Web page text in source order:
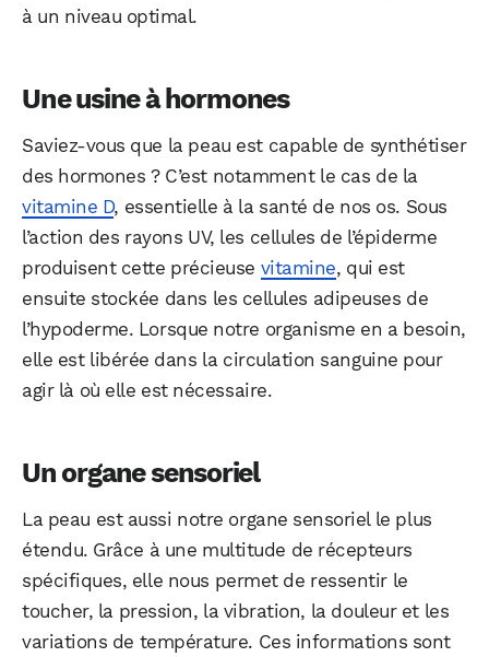
à un niveau optimal.
Une usine à hormones
Saviez-vous que la peau est capable de synthétiser
des hormones ? C’est notamment le cas de la
vitamine D, essentielle à la santé de nos os. Sous
l’action des rayons UV, les cellules de l’épiderme
produisent cette précieuse vitamine, qui est
ensuite stockée dans les cellules adipeuses de
l’hypoderme. Lorsque notre organisme en a besoin,
elle est libérée dans la circulation sanguine pour
agir là où elle est nécessaire.
Un organe sensoriel
La peau est aussi notre organe sensoriel le plus
étendu. Grâce à une multitude de récepteurs
spécifiques, elle nous permet de ressentir le
toucher, la pression, la vibration, la douleur et les
variations de température. Ces informations sont